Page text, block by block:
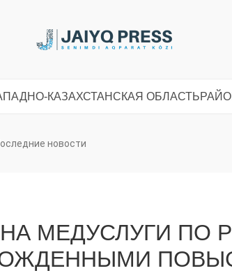
КАЗАХСТАНСКАЯ ОБЛАСТЬ
новости
МЕДУСЛУГИ ПО